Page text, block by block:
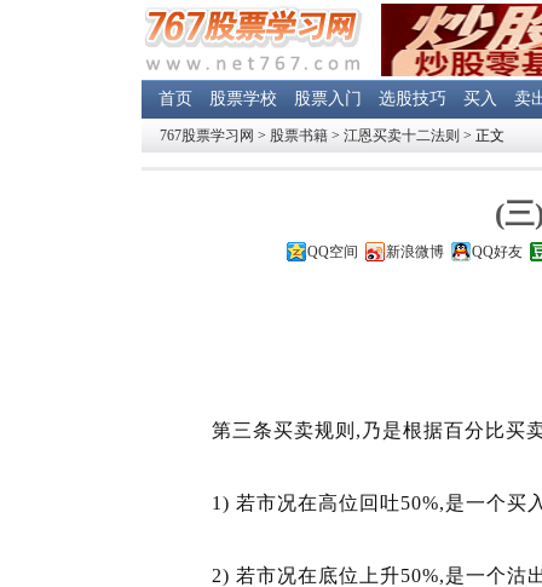
首页 股票学校 股票入门 选股技巧 买入 卖
767股票学习网 > 股票书籍 > 江恩买卖十二法则 > 正文
(
QQ空间 新浪微博 QQ好友
第三条买卖规则,乃是根据百分比买
1) 若市况在高位回吐50%,是一个买
2) 若市况在底位上升50%,是一个沽